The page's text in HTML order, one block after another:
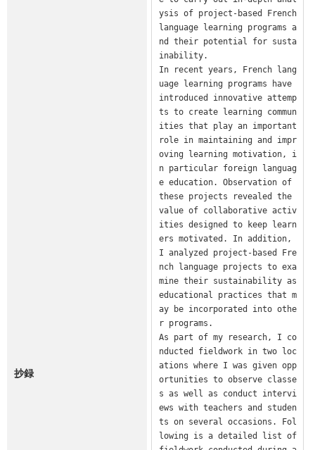
抄録
ysis of project-based French
language learning programs a
nd their potential for susta
inability.
In recent years, French lang
uage learning programs have
introduced innovative attemp
ts to create learning commun
ities that play an important
role in maintaining and impr
oving learning motivation, i
n particular foreign languag
e education. Observation of
these projects revealed the
value of collaborative activ
ities designed to keep learn
ers motivated. In addition,
I analyzed project-based Fre
nch language projects to exa
mine their sustainability as
educational practices that m
ay be incorporated into othe
r programs.
As part of my research, I co
nducted fieldwork in two loc
ations where I was given opp
ortunities to observe classe
s as well as conduct intervi
ews with teachers and studen
ts on several occasions. Fol
lowing is a detailed list of